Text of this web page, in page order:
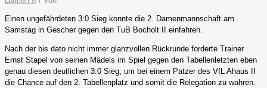
Einen ungefährdeten 3:0 Sieg konnte die 2. Damenmannschaft am
Samstag in Gescher gegen den TuB Bocholt II einfahren.
Nach der bis dato nicht immer glanzvollen Rückrunde forderte Trainer
Ernst Stapel von seinen Mädels im Spiel gegen den Tabellenletzten eben
genau diesen deutlichen 3:0 Sieg, um bei einem Patzer des VfL Ahaus II
die Chance auf den 2. Tabellenplatz und somit die Relegation zu wahren.